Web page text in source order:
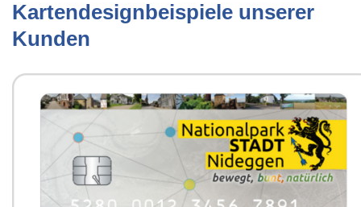
Kartendesignbeispiele unserer
Kunden